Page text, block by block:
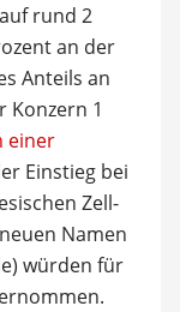
rund 2
an der
Anteils an
Konzern 1
einer
Einstieg bei
Zell-
Namen
würden für